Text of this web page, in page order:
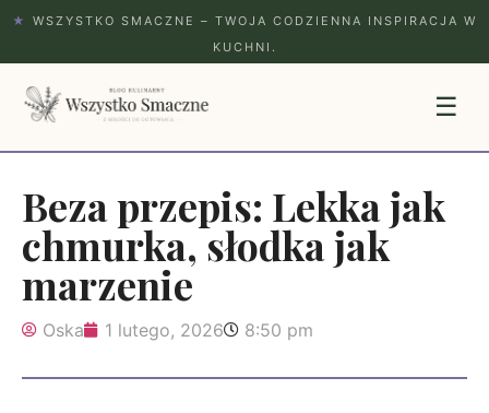
★
WSZYSTKO SMACZNE – TWOJA CODZIENNA INSPIRACJA W
KUCHNI.
☰
Beza przepis: Lekka jak
chmurka, słodka jak
marzenie
Oska 1 lutego, 2026 8:50 pm